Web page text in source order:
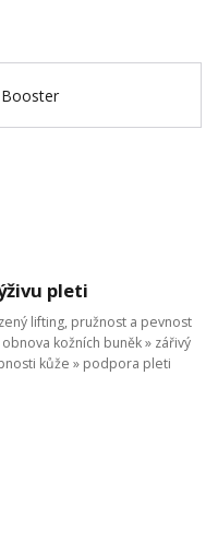
pleti
lifting, pružnost a pevnost
kožních buněk » zářivý
kůže » podpora pleti